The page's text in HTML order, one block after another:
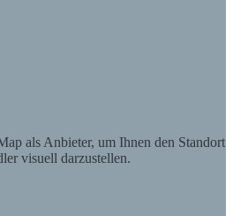
als Anbieter, um Ihnen den Standort
visuell darzustellen.